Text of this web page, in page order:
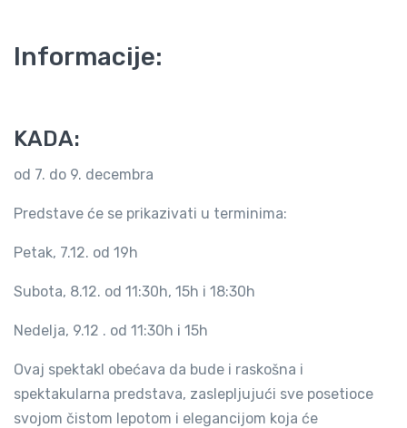
Informacije:
KADA:
od 7. do 9. decembra
Predstave će se prikazivati u terminima:
Petak, 7.12. od 19h
Subota, 8.12. od 11:30h, 15h i 18:30h
Nedelja, 9.12 . od 11:30h i 15h
Ovaj spektakl obećava da bude i raskošna i
spektakularna predstava, zaslepljujući sve posetioce
svojom čistom lepotom i elegancijom koja će